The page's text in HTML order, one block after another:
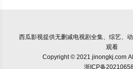
西瓜影视提供无删减电视剧全集、综艺、
观看
Copyright © 2021 jinongkj.com
浙ICP备